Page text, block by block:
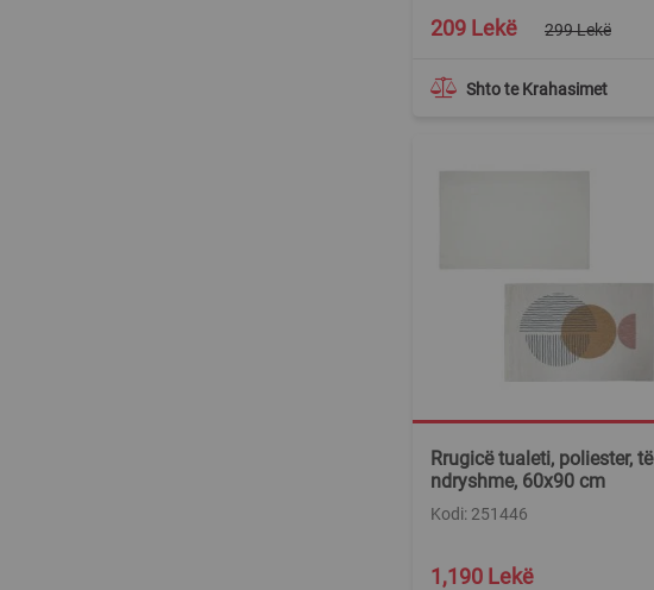
Shto te Krahasimet
Special
Price
209 Lekë 299 Lekë
Rrugicë tualeti, poliester, të
ndryshme, 60x90 cm
Kodi: 251446
1,190 Lekë